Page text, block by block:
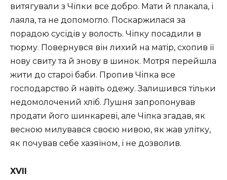
витягували з Чіпки все добро. Мати й плакала, і
лаяла, та не допомогло. Поскаржилася за
порадою сусідів у волость. Чіпку посадили в
тюрму. Повернувся він лихий на матір, схопив її
нову свиту та й знову в шинок. Мотря перейшла
жити до старої баби. Пропив Чіпка все
господарство й навіть одежу. Залишився тільки
недомолочений хліб. Лушня запропонував
продати його шинкареві, але Чіпка згадав, як
весною милувався своєю нивою, як жав улітку,
як почував себе хазяїном, і не дозволив.
XVII